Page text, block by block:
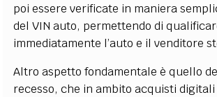
poi essere verificate in maniera
del VIN auto, permettendo di
immediatamente l’auto e il venditore
Altro aspetto fondamentale è quello
recesso, che in ambito acquisti digitali